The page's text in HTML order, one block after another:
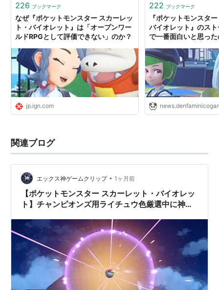
226 ブックマーク
なぜ『ポケットモンスター スカーレッ
ト・バイオレット』は「オープンワー
ルドRPGとして評価できない」のか？
jp.ign.com
222 ブックマーク
『ポケットモンスタ
バイオレット』のス
で一番面白いと思っ
関連ブログ
エックス神ゲームクリップ • 1ヶ月前
【ポケットモンスター スカーレット・バイオレッ
ト】チャンピオンズ用ライチュウ色厳選中に神引